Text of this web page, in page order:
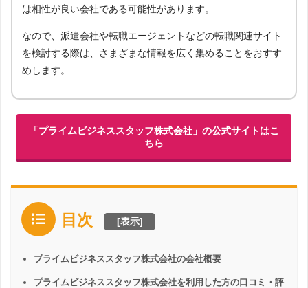
は相性が良い会社である可能性があります。
なので、派遣会社や転職エージェントなどの転職関連サイト
を検討する際は、さまざまな情報を広く集めることをおすす
めします。
「プライムビジネススタッフ株式会社」の公式サイトはこ
ちら
目次 [表示]
プライムビジネススタッフ株式会社の会社概要
プライムビジネススタッフ株式会社を利用した方の口コミ・評